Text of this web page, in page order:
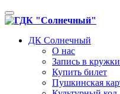
Toggle
navigation
ДК Солнечный
О нас
Запись в
Купить билет
Пушкинская